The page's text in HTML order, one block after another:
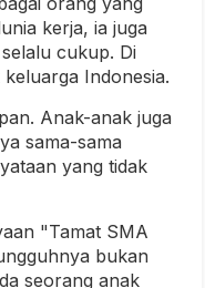
kerja, ia juga
cukup. Di
Indonesia.
Anak-anak juga
sama-sama
yang tidak
"Tamat SMA
bukan
seorang anak